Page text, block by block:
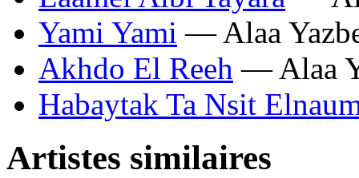
Yami Yami — Alaa
Akhdo El Reeh — Alaa
Habaytak Ta Nsit
Artistes similaires